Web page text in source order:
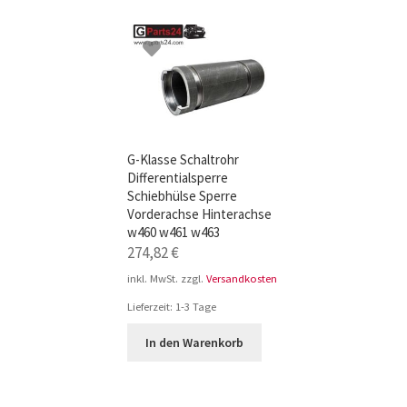
TOP-Seller: G-Klasse Trittbretter schwarz für
Impressum
G-Klasse Schaltrohr
Differentialsperre
Schiebhülse Sperre
Vorderachse Hinterachse
w460 w461 w463
274,82€
inkl. MwSt. zzgl.Versandkosten
Lieferzeit: 1-3 Tage
In den Warenkorb